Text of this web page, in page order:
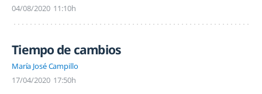
04/08/2020 11:10h
Tiempo de cambios
María José Campillo
17/04/2020 17:50h